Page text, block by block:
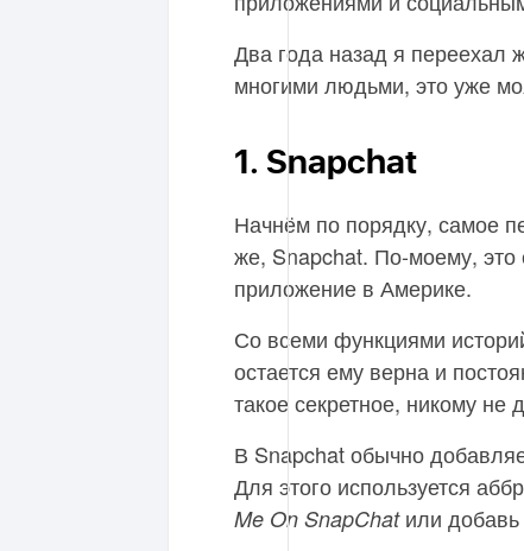
Два года назад я переехал
многими людьми, это уже
1. Snapchat
Начнём по порядку, самое
же, Snapchat. По-моему,
приложение в Америке.
Со всеми функциями
остается ему верна и
такое секретное, никому не
В Snapchat обычно
Для этого используется
Me On SnapChatили добавь